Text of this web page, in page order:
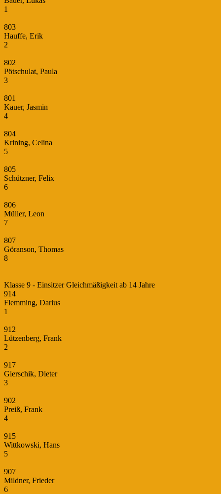
1
803
Hauffe, Erik
2
802
Pötschulat, Paula
3
801
Kauer, Jasmin
4
804
Krining, Celina
5
805
Schützner, Felix
6
806
Müller, Leon
7
807
Göranson, Thomas
8
Klasse 9 - Einsitzer Gleichmäßigkeit ab 14 Jahre
914
Flemming, Darius
1
912
Lützenberg, Frank
2
917
Gierschik, Dieter
3
902
Preiß, Frank
4
915
Wittkowski, Hans
5
907
Mildner, Frieder
6